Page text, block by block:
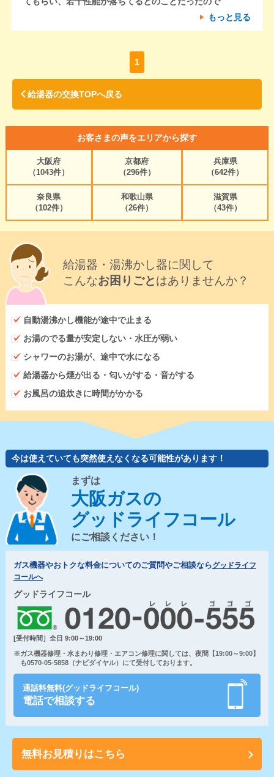
もっと見る
1
給湯器の交換TOPへ戻る
お客さまの声をエリアから探す
大阪府
（1043件）
京都府
（296件）
兵庫県
（642件）
奈良県
（102件）
和歌山県
（26件）
滋賀県
（43件）
給湯器・湯沸かし器に関して
こんなお困りごとはありませんか？
自動湯沸かし機能が途中で止まる
お湯のでる量が安定しない・水圧が弱い
シャワーのお湯が、途中で水になる
給湯器から煙が出る・匂いがする・音がする
お風呂の追炊きに時間がかかる
今は使えていても突然使えなくなる可能性があります！
まずは
大阪ガスの
グッドライフコール
にご相談ください！
ガス機器やおトクな料金についてのご質問やご相談ならグッドライフ
コールへ
グッドライフコール
[受付時間］全日 9:00～19:00
※ガス機器修理・水まわり修理・エアコン修理に関しては、夜間【19:00～9:00】
も0570-05-5858（ナビダイヤル）にて受付しております。
通話料無料(グッドライフコール)
電話で相談する
無料お見積りはこちら